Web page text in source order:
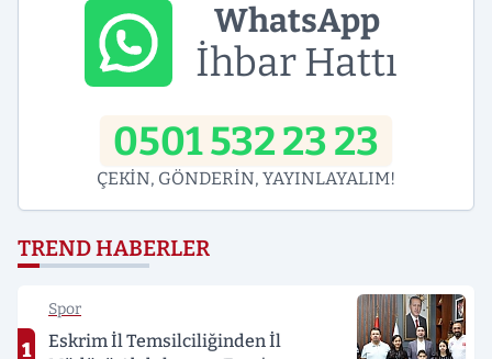
WhatsApp
İhbar Hattı
0501 532 23 23
ÇEKİN, GÖNDERİN, YAYINLAYALIM!
TREND HABERLER
1
Spor
Eskrim İl Temsilciliğinden İl